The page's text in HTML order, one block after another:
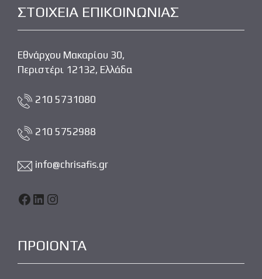
ΣΤΟΙΧΕΙΑ ΕΠΙΚΟΙΝΩΝΙΑΣ
Εθνάρχου Μακαρίου 30,
Περιστέρι 12132, Ελλάδα
210 5731080
210 5752988
info@chrisafis.gr
Facebook
LinkedIn
Instagram
ΠΡΟΙΟΝΤΑ